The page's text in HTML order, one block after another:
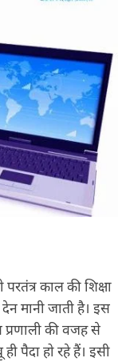
परतंत्र काल की शिक्षा
देन मानी जाती है। इस
प्रणाली की वजह से
पैदा हो रहे हैं। इसी